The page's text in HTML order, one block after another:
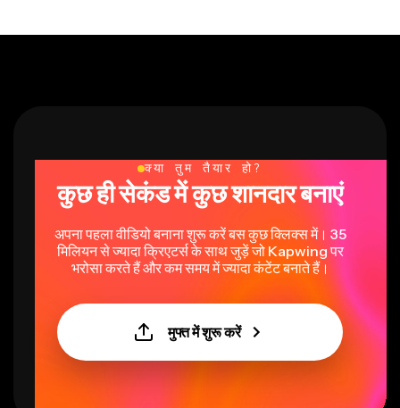
क्या तुम तैयार हो?
कुछ ही सेकंड में कुछ शानदार बनाएं
अपना पहला वीडियो बनाना शुरू करें बस कुछ क्लिक्स में। 35
मिलियन से ज्यादा क्रिएटर्स के साथ जुड़ें जो Kapwing पर
भरोसा करते हैं और कम समय में ज्यादा कंटेंट बनाते हैं।
मुफ्त में शुरू करें